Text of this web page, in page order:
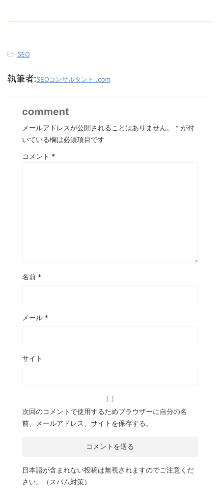
-SEO
執筆者:SEOコンサルタント .com
comment
メールアドレスが公開されることはありません。 * が付
いている欄は必須項目です
コメント *
名前 *
メール *
サイト
次回のコメントで使用するためブラウザーに自分の名
前、メールアドレス、サイトを保存する。
日本語が含まれない投稿は無視されますのでご注意くだ
さい。（スパム対策）